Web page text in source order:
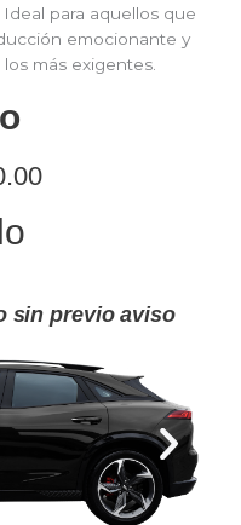
para aquellos que
emocionante y
más exigentes.
sin previo aviso